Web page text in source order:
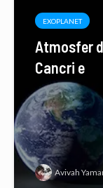
EXOPLANET
Atmosfer
Cancri e
Avivah